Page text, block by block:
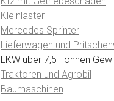
Kleinlaster
Mercedes Sprinter
Lieferwagen und
LKW über 7,5 Tonnen
Traktoren und Agrobil
Baumaschinen